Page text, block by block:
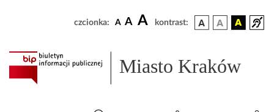
czcionka: A A A kontrast:
Miasto Kraków